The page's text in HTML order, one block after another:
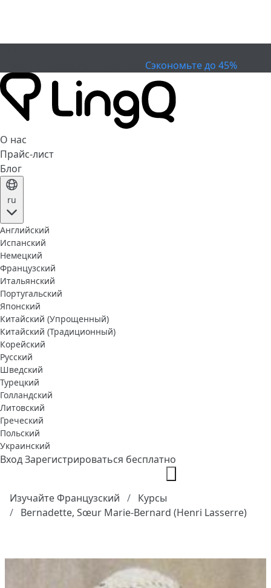
Сэкономьте до 45%
О нас
Прайс-лист
Блог
ru
Английский
Испанский
Немецкий
Французский
Итальянский
Португальский
Японский
Китайский (Упрощенный)
Китайский (Традиционный)
Корейский
Русский
Шведский
Турецкий
Голландский
Литовский
Греческий
Польский
Украинский
ВходЗарегистрироваться бесплатно
Изучайте Французский
Курсы
Bernadette, Sœur Marie-Bernard (Henri Lasserre)